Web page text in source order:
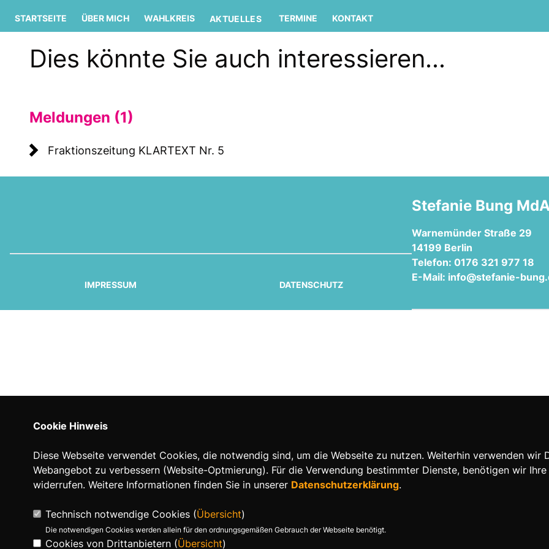
STARTSEITE ÜBER MICH WAHLKREIS AKTUELLES TERMINE KONTAKT
Dies könnte Sie auch interessieren...
Meldungen (1)
Fraktionszeitung KLARTEXT Nr. 5
IMPRESSUM DATENSCHUTZ
Stefanie Bung
Warnemünder Straße 29
14199 Berlin
Telefon: 0176 321 977 18
E-Mail: info@stefanie-
Cookie Hinweis
Diese Webseite verwendet Cookies, die notwendig sind, um die Webseite zu nutzen. Weiterhin verwenden wir
Webangebot zu verbessern (Website-Optmierung). Für die Verwendung bestimmter Dienste, benötigen wir
widerrufen. Weitere Informationen finden Sie in unserer Datenschutzerklärung.
Technisch notwendige Cookies (Übersicht)
Die notwendigen Cookies werden allein für den ordnungsgemäßen Gebrauch der Webseite benötigt.
Cookies von Drittanbietern (Übersicht)